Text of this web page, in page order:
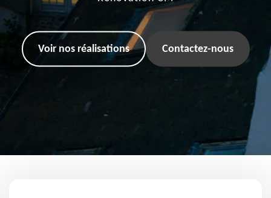
Voir nos réalisations Contactez-nous